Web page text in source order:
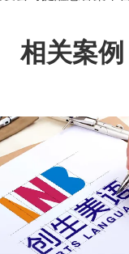
相关案例